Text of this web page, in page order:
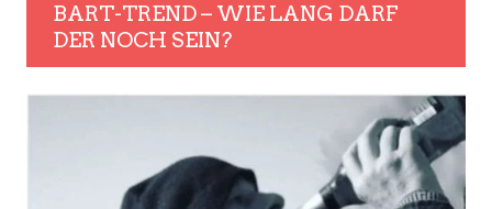
BART-TREND – WIE LANG DARF
DER NOCH SEIN?